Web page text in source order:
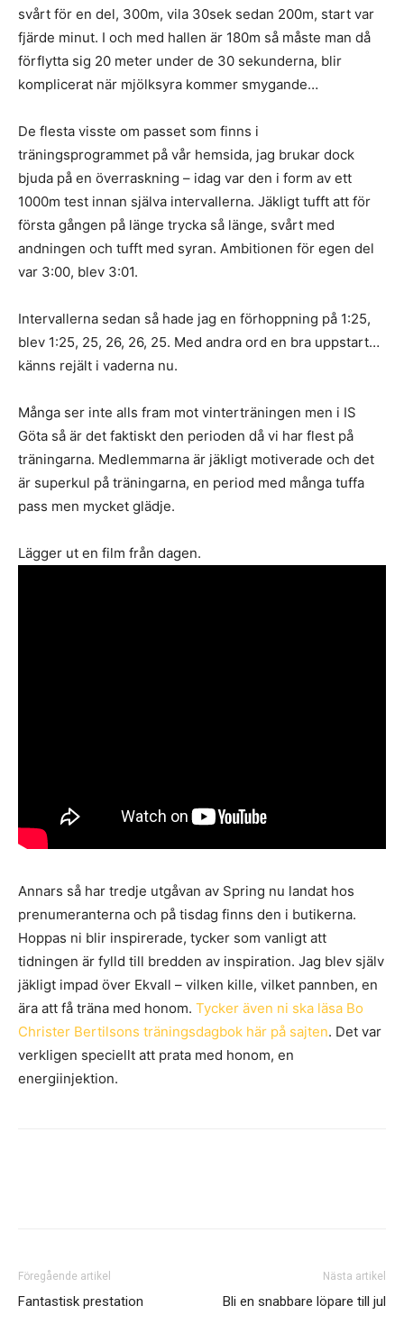
svårt för en del, 300m, vila 30sek sedan 200m, start var
fjärde minut. I och med hallen är 180m så måste man då
förflytta sig 20 meter under de 30 sekunderna, blir
komplicerat när mjölksyra kommer smygande…
De flesta visste om passet som finns i
träningsprogrammet på vår hemsida, jag brukar dock
bjuda på en överraskning – idag var den i form av ett
1000m test innan själva intervallerna. Jäkligt tufft att för
första gången på länge trycka så länge, svårt med
andningen och tufft med syran. Ambitionen för egen del
var 3:00, blev 3:01.
Intervallerna sedan så hade jag en förhoppning på 1:25,
blev 1:25, 25, 26, 26, 25. Med andra ord en bra uppstart…
känns rejält i vaderna nu.
Många ser inte alls fram mot vinterträningen men i IS
Göta så är det faktiskt den perioden då vi har flest på
träningarna. Medlemmarna är jäkligt motiverade och det
är superkul på träningarna, en period med många tuffa
pass men mycket glädje.
Lägger ut en film från dagen.
Annars så har tredje utgåvan av Spring nu landat hos
prenumeranterna och på tisdag finns den i butikerna.
Hoppas ni blir inspirerade, tycker som vanligt att
tidningen är fylld till bredden av inspiration. Jag blev själv
jäkligt impad över Ekvall – vilken kille, vilket pannben, en
ära att få träna med honom. Tycker även ni ska läsa Bo
Christer Bertilsons träningsdagbok här på sajten. Det var
verkligen speciellt att prata med honom, en
energiinjektion.
Föregående artikel
Fantastisk prestation
Nästa artikel
Bli en snabbare löpare till jul